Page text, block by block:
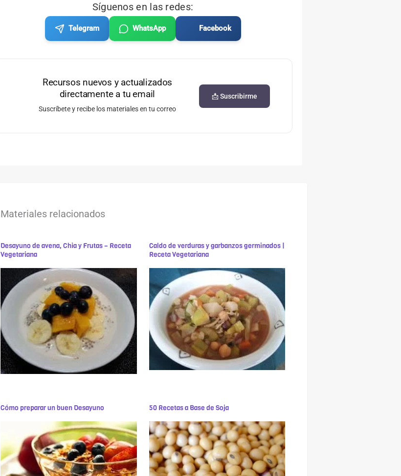
Síguenos en las redes:
Telegram WhatsApp Facebook
Recursos nuevos y actualizados
directamente a tu email
Suscríbete y recibe los materiales en tu correo
📩 Suscribirme
Materiales relacionados
Desayuno de avena, Chia y Frutas – Receta
Vegetariana
Caldo de verduras y garbanzos germinados |
Receta Vegetariana
Cómo preparar un buen Desayuno 50 Recetas a Base de Soja